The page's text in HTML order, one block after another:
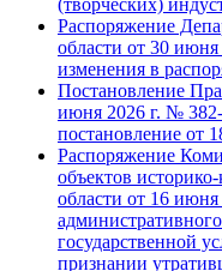
(творческих)
Распоряжение
области от 30
изменения в
Постановление
июня 2026 г. №
постановление от
Распоряжение
объектов
области от 16
государственной
признании